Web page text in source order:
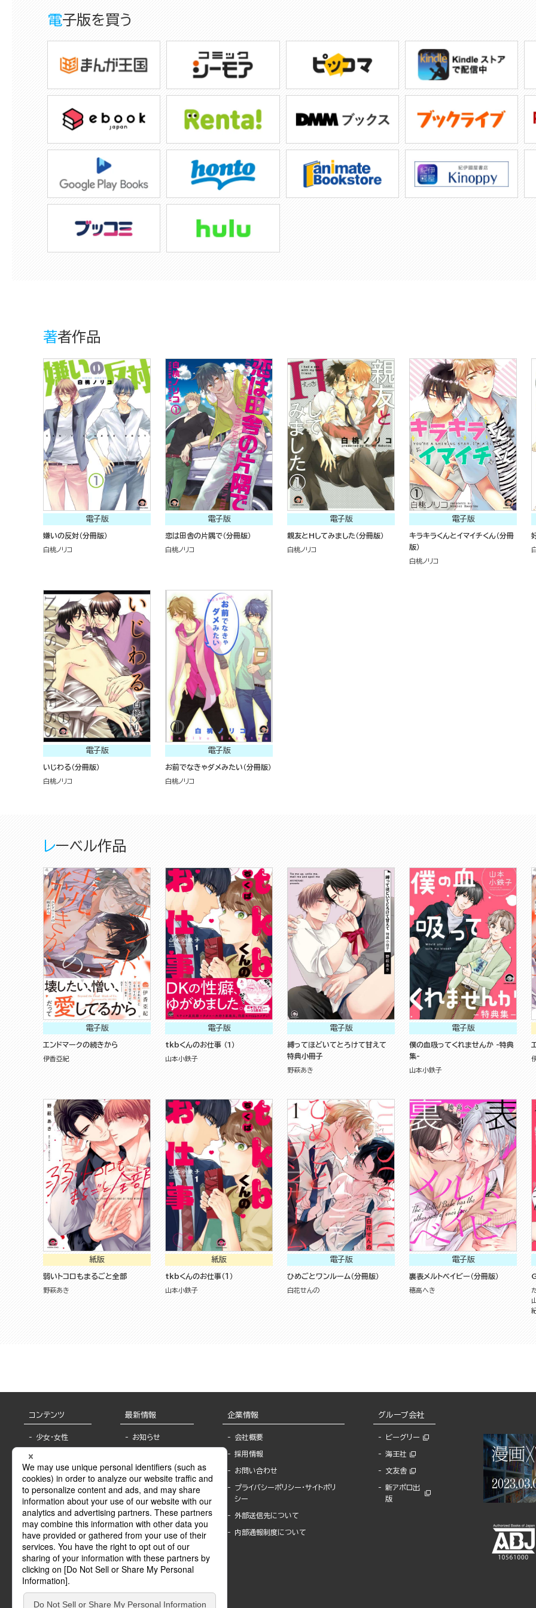
電子版を買う
著者作品
電子版
嫌いの反対（分冊版）
白桃ノリコ
電子版
恋は田舎の片隅で（分冊版）
白桃ノリコ
電子版
親友とHしてみました（分冊版）
白桃ノリコ
電子版
キラキラくんとイマイチくん（分冊
版）
白桃ノリコ
電子版
いじわる（分冊版）
白桃ノリコ
電子版
お前でなきゃダメみたい（分冊版）
白桃ノリコ
レーベル作品
電子版
エンドマークの続きから
伊香亞紀
電子版
tkbくんのお仕事 （1）
山本小鉄子
電子版
縛ってほどいてとろけて甘えて
特典小冊子
野萩あき
電子版
僕の血吸ってくれませんか -特典
集-
山本小鉄子
紙版
弱いトコロもまるごと全部
野萩あき
紙版
tkbくんのお仕事（１）
山本小鉄子
電子版
ひめごとワンルーム（分冊版）
白花せんの
電子版
裏表メルトベイビー（分冊版）
穂高へき
コンテンツ
少女・女性
BL
ライトノベル
青年・一般
グラビア・写真
モーター誌
SPECIAL
Sublicense
最新情報
お知らせ
報
書店様へ
海外ライセンシー
公式SNSアカウ
ント
作家一覧
Keyword list
Author list
企業情報
会社概要
採用情報
お問い合わせ
プライバシーポリシー・サイトポリ
シー
外部送信先について
内部通報制度について
グループ会社
ビーグリー
海王社
文友舎
新アポロ出
版